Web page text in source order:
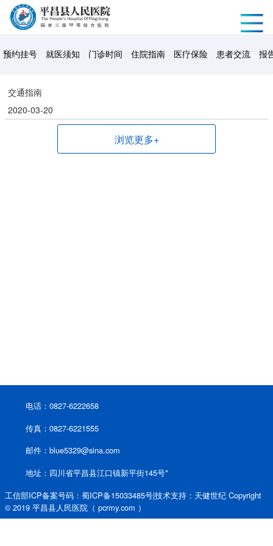
预约挂号 就医须知 门诊时间 住院指南 医疗保险 患者交流 报
交通指南
2020-03-20
浏览更多+
电话：0827-6222658
传真：0827-6221555
邮件：blue5329@sina.com
地址：四川省平昌县江口镇新平街145号"
工信部ICP备案号码：蜀ICP备15033485号|技术支持：天健世纪 Copyright
© 2019 平昌县人民医院（ pcrmy.com ）